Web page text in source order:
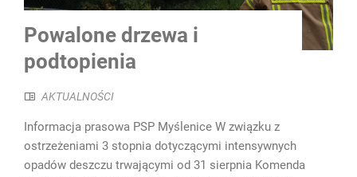
Powalone drzewa i
podtopienia
AKTUALNOŚCI
Informacja prasowa PSP Myślenice W związku z
ostrzeżeniami 3 stopnia dotyczącymi intensywnych
opadów deszczu trwającymi od 31 sierpnia Komenda